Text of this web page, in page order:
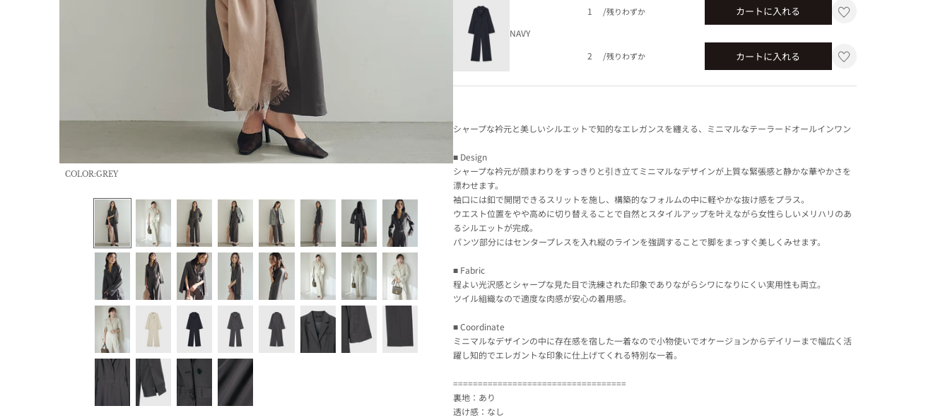
COLOR:GREY COLOR:LIGHT BEIGE
NAVY
1 /残りわずか カートに入れる
2 /残りわずか カートに入れる
シャープな衿元と美しいシルエットで知的なエレガンスを纏える、ミニマルなテーラードオールインワン
■ Design
シャープな衿元が顔まわりをすっきりと引き立てミニマルなデザインが上質な緊張感と静かな華やかさを
漂わせます。
袖口には釦で開閉できるスリットを施し、構築的なフォルムの中に軽やかな抜け感をプラス。
ウエスト位置をやや高めに切り替えることで自然とスタイルアップを叶えながら女性らしいメリハリのあ
るシルエットが完成。
パンツ部分にはセンタープレスを入れ縦のラインを強調することで脚をまっすぐ美しくみせます。
■ Fabric
程よい光沢感とシャープな見た目で洗練された印象でありながらシワになりにくい実用性も両立。
ツイル組織なので適度な肉感が安心の着用感。
■ Coordinate
ミニマルなデザインの中に存在感を宿した一着なので小物使いでオケージョンからデイリーまで幅広く活
躍し知的でエレガントな印象に仕上げてくれる特別な一着。
===================================
裏地：あり
透け感：なし